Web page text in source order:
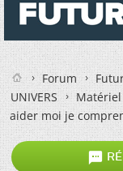
Forum
UNIVERS
aider moi je
